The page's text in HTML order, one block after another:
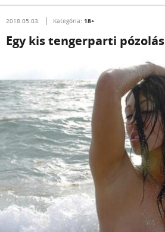
2018.05.03. Kategória: 18+
Egy kis tengerparti pózolás